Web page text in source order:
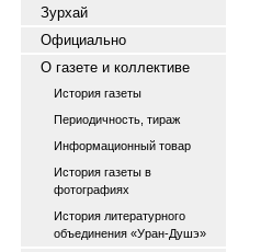
Зурхай
Официально
О газете и коллективе
История газеты
Периодичность, тираж
Информационный товар
История газеты в
фотографиях
История литературного
объединения «Уран-Душэ»